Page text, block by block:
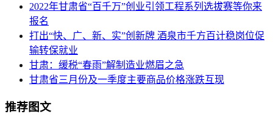
2022年甘肃省“百千万”创业引领工程系列选拔赛等你来
报名
打出“快、广、新、实”创新牌 酒泉市千方百计稳岗位促
输转保就业
甘肃：缓税“春雨”解制造业燃眉之急
甘肃省三月份及一季度主要商品价格涨跌互现
推荐图文